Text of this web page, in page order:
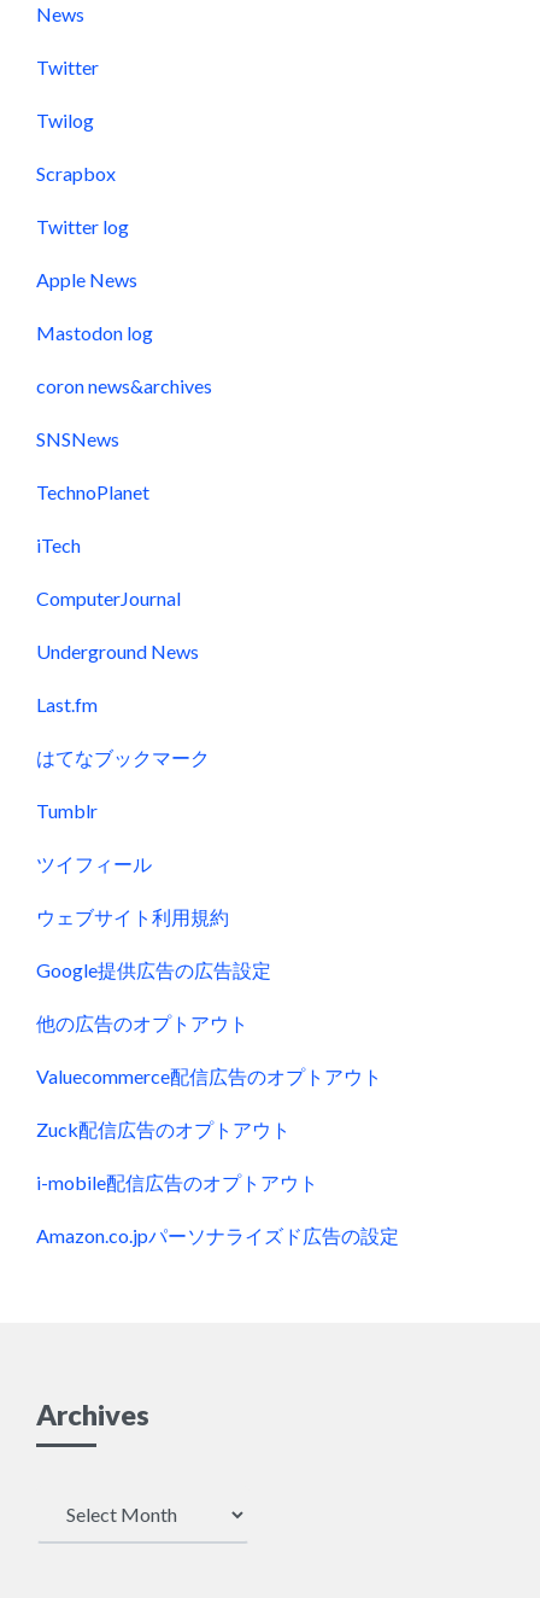
News
Twitter
Twilog
Scrapbox
Twitter log
Apple News
Mastodon log
coron news&archives
SNSNews
TechnoPlanet
iTech
ComputerJournal
Underground News
Last.fm
はてなブックマーク
Tumblr
ツイフィール
ウェブサイト利用規約
Google提供広告の広告設定
他の広告のオプトアウト
Valuecommerce配信広告のオプトアウト
Zuck配信広告のオプトアウト
i-mobile配信広告のオプトアウト
Amazon.co.jpパーソナライズド広告の設定
Archives